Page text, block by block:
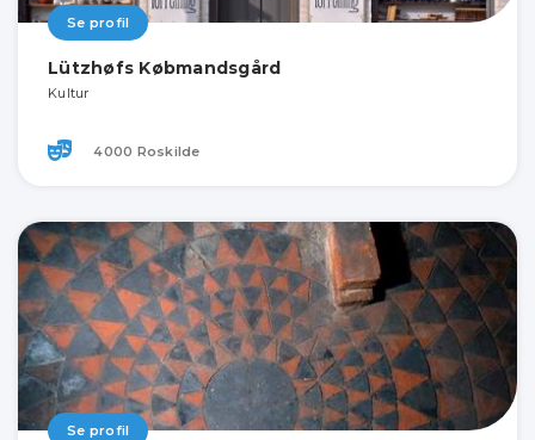
Se profil
Lützhøfs Købmandsgård
Kultur
4000 Roskilde
Se profil